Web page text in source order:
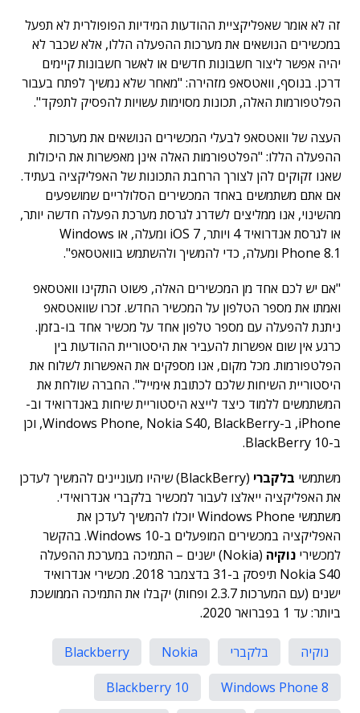
זה לא אומר שאפליקציית ההודעות המידיות הפופולרית לא תפעל
במכשירים הנושאים את מערכות ההפעלה הללו, אלא שכבר לא
יהיה אפשר ליצור חשבונות חדשים או לאשר חשבונות קיימים
דרכן. בנוסף, וואטסאפ מזהירה: "מאחר שלא נמשיך לפתח בעבור
הפלטפורמות האלה, תכונות מסוימות עשויות להפסיק לתפקד".
העצה של וואטסאפ לבעלי המכשירים הנושאים את מערכות
ההפעלה הללו: "הפלטפורמות האלה אינן מאפשרות את היכולות
שאנו זקוקים להן לצורך הרחבת התכונות של האפליקציה בעתיד.
אם אתם משתמשים באחד המכשירים הסלולריים שמושפעים
מהשינוי, אנו ממליצים לשדרג לגרסת מערכת הפעלה חדשה יותר,
או לגרסת אנדרואיד 4 ויותר, iOS 7 ומעלה, או Windows
Phone 8.1 ומעלה, כדי להמשיך ולהשתמש בוואטסאפ".
"אם יש לכם אחד מן המכשירים האלה, פשוט התקינו וואטסאפ
ואמתו את מספר הטלפון על המכשיר החדש. זכרו שוואטסאפ
ניתנת להפעלה עם מספר טלפון אחד על מכשיר אחד בו-בזמן.
כרגע אין שום אפשרות להעביר את היסטוריית ההודעות בין
הפלטפורמות. מכל מקום, אנו מספקים את האפשרות לשלוח את
היסטוריית השיחות שלכם לכתובת אימייל". החברה שולחת את
המשתמשים ללמוד כיצד לייצא היסטוריית שיחות באנדרואיד וב-
iPhone, ב-Windows Phone, Nokia S40, BlackBerry, וכן
ב-BlackBerry 10.
משתמשי בלקברי
(BlackBerry) שיהיו מעוניינים להמשיך לעדכן
את האפליקציה ייאלצו לעבור למכשיר בלקברי אנדרואידי.
משתמשי Windows Phone יוכלו להמשיך לעדכן את
האפליקציה במכשירים המופעלים ב-Windows 10. בהקשר
למכשירי נוקיה
(Nokia) ישנים – התמיכה במערכת ההפעלה
Nokia S40 תיפסק ב-31 בדצמבר 2018. מכשירי אנדרואיד
ישנים (עם המערכות 2.3.7 ופחות) יקבלו את התמיכה הממושכת
ביותר: עד 1 בפברואר 2020.
נוקיה בלקברי Nokia
Blackberry
Windows Phone 8
Blackberry 10